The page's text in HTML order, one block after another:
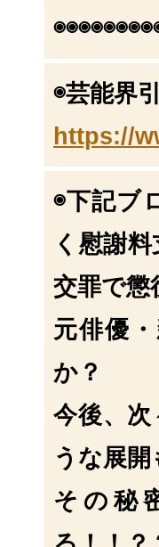
◉◉◉◉
◉芸能界
https://
◉下記ブ
く慰謝
交罪で懲
元俳優
か？
今後、
うな展開
その秘